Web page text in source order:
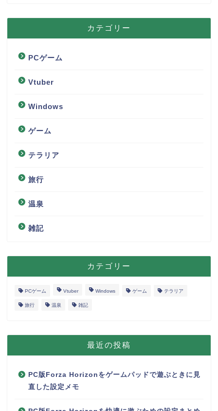
カテゴリー
PCゲーム
Vtuber
Windows
ゲーム
テラリア
旅行
温泉
雑記
カテゴリー
PCゲーム Vtuber Windows ゲーム テラリア
旅行 温泉 雑記
最近の投稿
PC版Forza Horizonをゲームパッドで遊ぶときに見
直した設定メモ